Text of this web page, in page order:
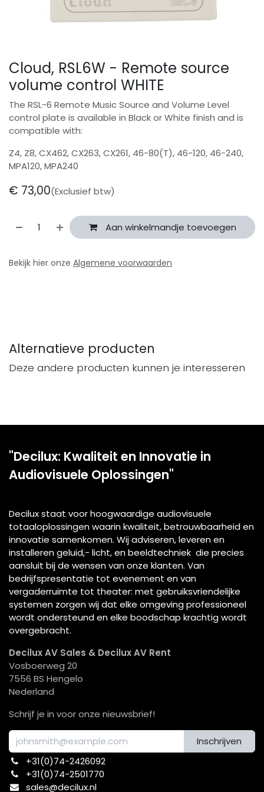
Cloud, RSL6W - Remote source
volume control WHITE
The RSL-6 Remote Music Source and Volume Level
control plate is available in Black or White finish and is
compatible with:
Z4, Z8, CX462, CX263, CX261, 46-80(T), 46-120, 46-240,
MPA120, MPA240
€ 73,00(Exclusief btw)
Aan winkelmandje toevoegen
Bekijk hier onze Algemene voorwaarden
Alternatieve producten
Deze andere producten kunnen je interesseren
"Decilux: Kwaliteit en Innovatie in
Audiovisuele Oplossingen"
Decilux staat voor hoogwaardige audiovisuele
totaaloplossingen waarin kwaliteit, betrouwbaarheid en
innovatie samenkomen. Wij adviseren, leveren en
installeren geluid,- licht, en beeldtechniek die precies
aansluit bij de wensen van onze klanten. Van
bedrijfspresentatie tot evenement en van
vergaderruimte tot theater: met gebruiksvriendelijke
systemen zorgen wij dat elke omgeving professioneel
wordt ondersteund en elke boodschap krachtig wordt
overgebracht.
Decilux AV Sales & Decilux AV Rent
Vosboerweg 20
7556 BS Hengelo
Nederland
Schrijf je in voor onze nieuwsbrief!
Inschrijven
+31(0)74-2426092​
+31(0)74-2501770
sales@decilux.nl